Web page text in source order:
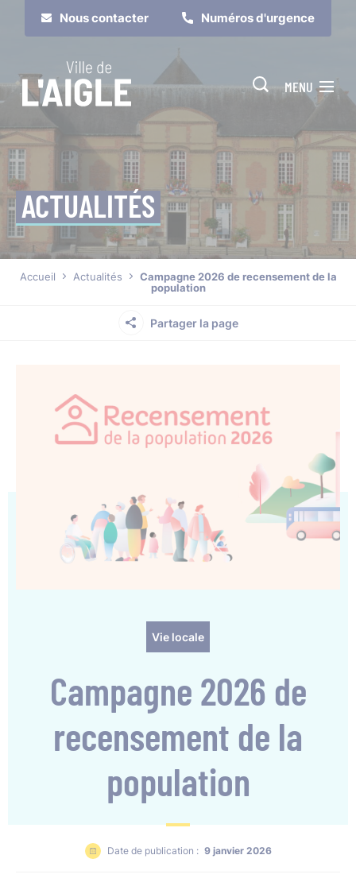
Nous contacter Numéros d'urgence
MENU
ACTUALITÉS
Accueil Actualités
Campagne 2026 de recensement de la
population
Partager la page
Vie locale
Campagne 2026 de
recensement de la
population
Date de publication : 9 janvier 2026
Cookies management panel